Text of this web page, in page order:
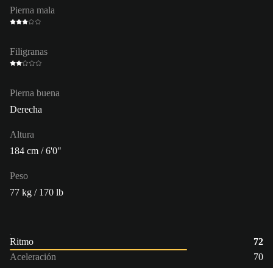
Pierna mala
Filigranas
Pierna buena
Derecha
Altura
184 cm / 6'0"
Peso
77 kg / 170 lb
Ritmo
72
Aceleración
70